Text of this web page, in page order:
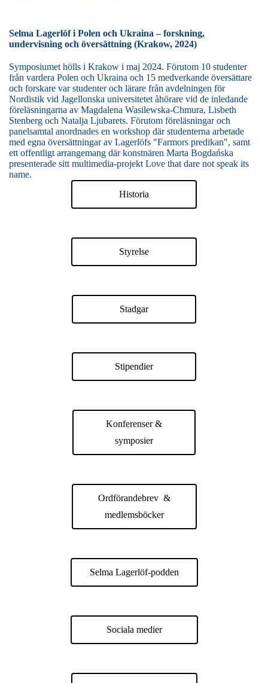
Selma Lagerlöf i Polen och Ukraina – forskning,
undervisning och översättning (Krakow, 2024)
Symposiumet hölls i Krakow i maj 2024. Förutom 10 studenter
från vardera Polen och Ukraina och 15 medverkande översättare
och forskare var studenter och lärare från avdelningen för
Nordistik vid Jagellonska universitetet åhörare vid de inledande
föreläsningarna av Magdalena Wasilewska-Chmura, Lisbeth
Stenberg och Natalja Ljubarets. Förutom föreläsningar och
panelsamtal anordnades en workshop där studenterna arbetade
med egna översättningar av Lagerlöfs "Farmors predikan", samt
ett offentligt arrangemang där konstnären Marta Bogdańska
presenterade sitt multimedia-projekt Love that dare not speak its
name.
Historia
Styrelse
Stadgar
Stipendier
Konferenser &
symposier
Ordförandebrev &
medlemsböcker
Selma Lagerlöf-podden
Sociala medier